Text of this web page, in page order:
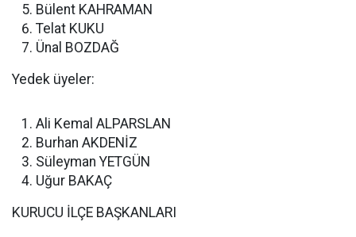
Bülent KAHRAMAN
Telat KUKU
Ünal BOZDAĞ
Yedek üyeler:
Ali Kemal ALPARSLAN
Burhan AKDENİZ
Süleyman YETGÜN
Uğur BAKAÇ
KURUCU İLÇE BAŞKANLARI